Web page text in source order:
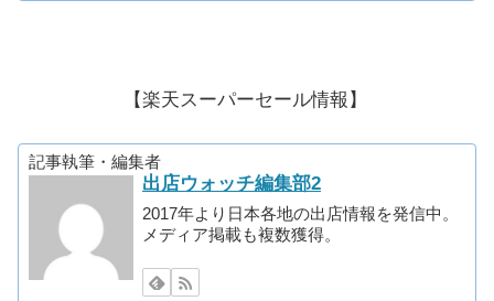
【楽天スーパーセール情報】
記事執筆・編集者
出店ウォッチ編集部2
2017年より日本各地の出店情報を発信中。
メディア掲載も複数獲得。